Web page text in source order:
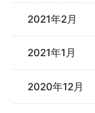
2021年2月
2021年1月
2020年12月